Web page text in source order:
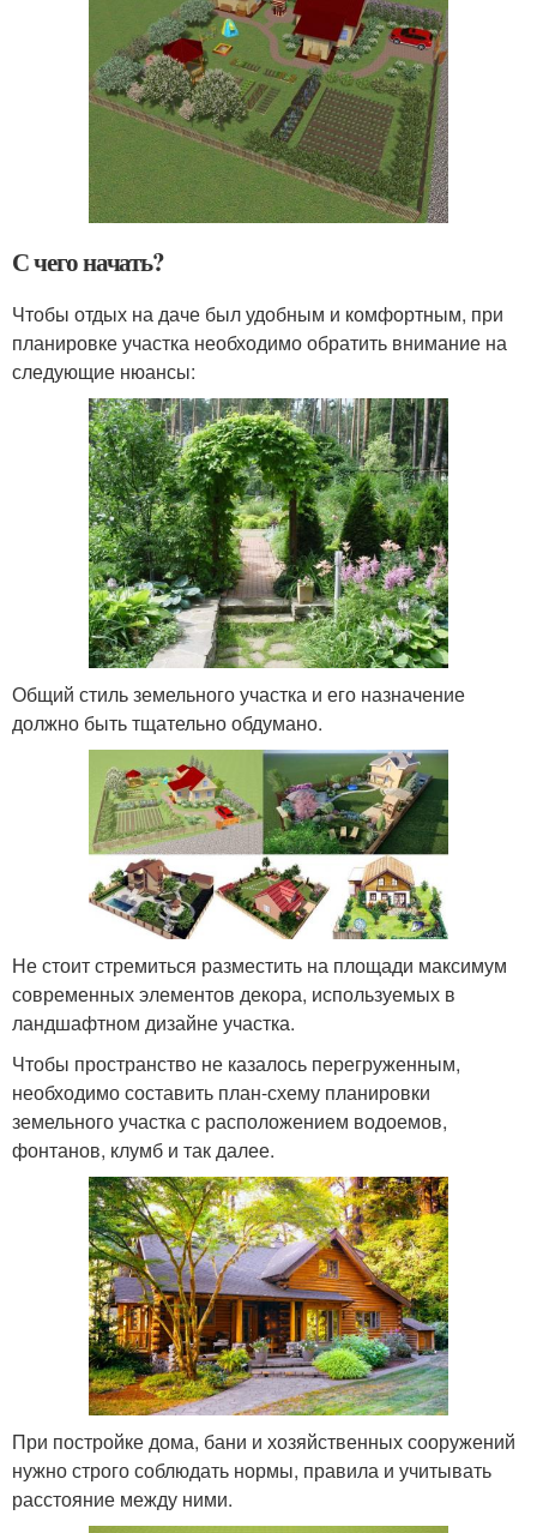
С чего начать?
Чтобы отдых на даче был удобным и комфортным, при
планировке участка необходимо обратить внимание на
следующие нюансы:
Общий стиль земельного участка и его назначение
должно быть тщательно обдумано.
Не стоит стремиться разместить на площади максимум
современных элементов декора, используемых в
ландшафтном дизайне участка.
Чтобы пространство не казалось перегруженным,
необходимо составить план-схему планировки
земельного участка с расположением водоемов,
фонтанов, клумб и так далее.
При постройке дома, бани и хозяйственных сооружений
нужно строго соблюдать нормы, правила и учитывать
расстояние между ними.